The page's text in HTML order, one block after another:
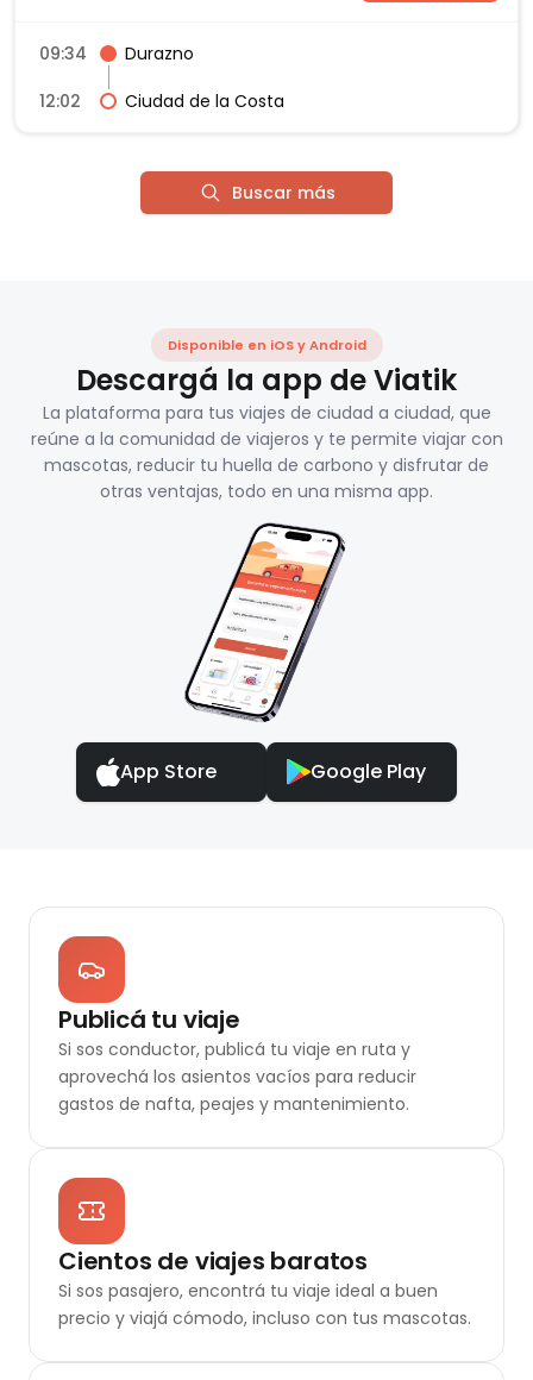
09:34
Durazno
12:02
Ciudad de la Costa
Buscar más
Disponible en iOS y Android
Descargá la app de Viatik
La plataforma para tus viajes de ciudad a ciudad, que
reúne a la comunidad de viajeros y te permite viajar con
mascotas, reducir tu huella de carbono y disfrutar de
otras ventajas, todo en una misma app.
App Store Google Play
Publicá tu viaje
Si sos conductor, publicá tu viaje en ruta y
aprovechá los asientos vacíos para reducir
gastos de nafta, peajes y mantenimiento.
Cientos de viajes baratos
Si sos pasajero, encontrá tu viaje ideal a buen
precio y viajá cómodo, incluso con tus mascotas.